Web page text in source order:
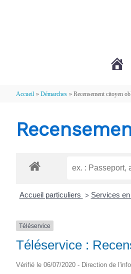
Accueil Démarches Recensement citoyen
Accueil particuliers > Services
Téléservice
Téléservice :
Vérifié le 06/07/2020 - Direction de